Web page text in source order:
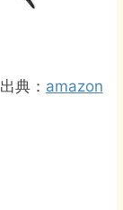
出典： amazon